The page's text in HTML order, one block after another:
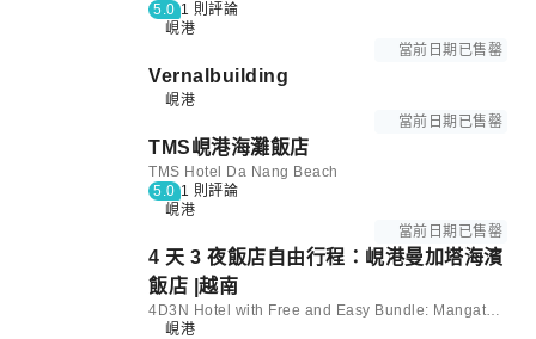
5.0 1 則評論
峴港
當前日期已售罄
Vernalbuilding
峴港
當前日期已售罄
TMS峴港海灘飯店
TMS Hotel Da Nang Beach
5.0 1 則評論
峴港
當前日期已售罄
4 天 3 夜飯店自由行程：峴港曼加塔海濱
飯店 |越南
4D3N Hotel with Free and Easy Bundle: Mangata Beachfront Hotel in Da Nang | Vietnam
峴港